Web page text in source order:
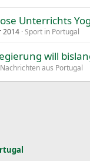
Unterrichts
2014 Sport in Portugal
will
Nachrichten aus Portugal